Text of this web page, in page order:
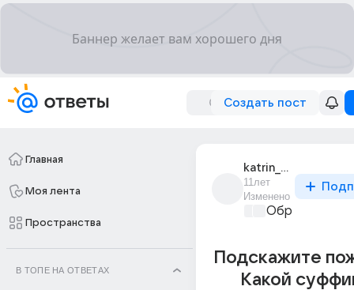
Создать пост
Главная
Моя лента
Пространства
В ТОПЕ НА ОТВЕТАХ
katrin_9362
11лет
Изменено
Подскажите
Какой